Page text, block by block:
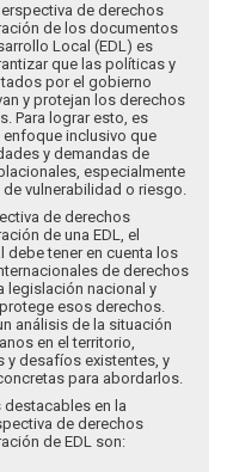
de derechos
de los documentos
Local (EDL) es
que las políticas y
por el gobierno
y protejan los derechos
Para lograr esto, es
inclusivo que
y demandas de
especialmente
vulnerabilidad o riesgo.
de derechos
de una EDL, el
tener en cuenta los
de derechos
legislación nacional y
esos derechos.
análisis de la situación
en el territorio,
y desafíos existentes, y
para abordarlos.
en la
de derechos
de EDL son: